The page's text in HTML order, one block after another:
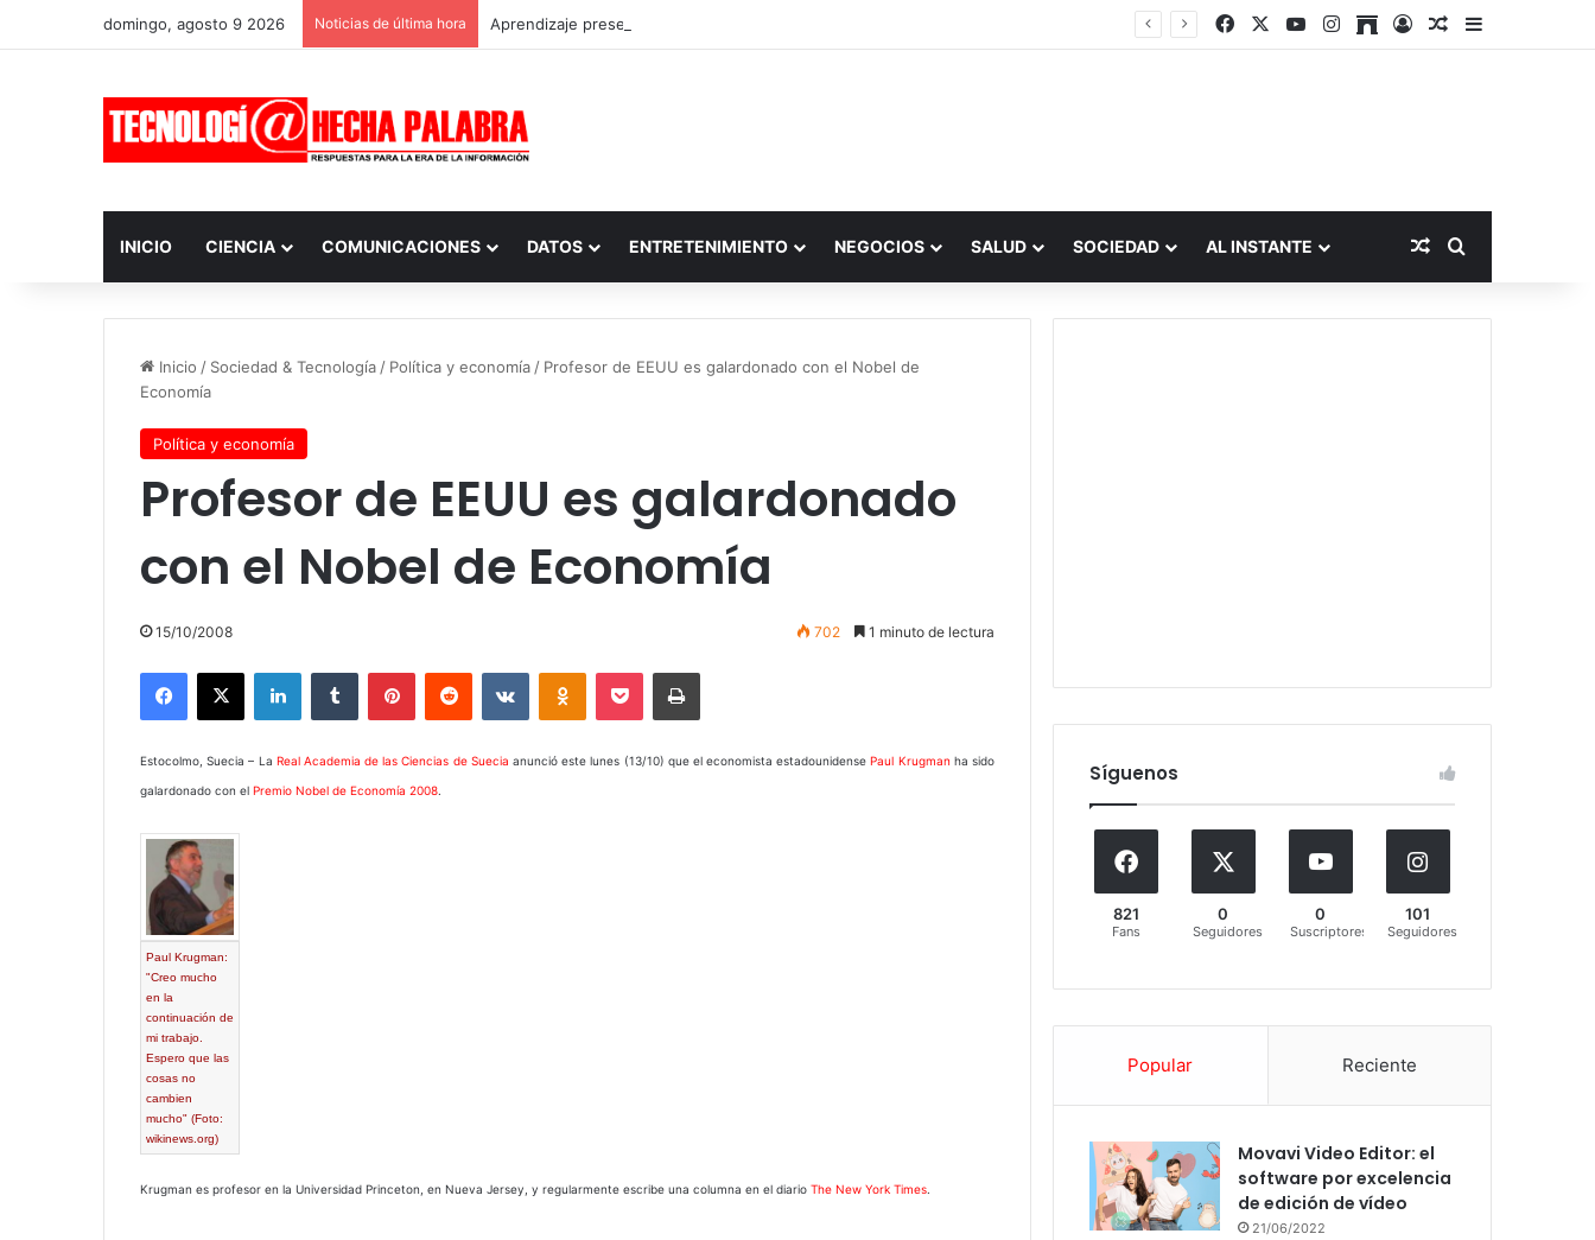
domingo, agosto 9 2026 Noticias de última hora Aprendizaje presencial vs. por internet FacebookYouTubeInstagram
ArchiveAccesoPublicación al
Barra lateral
INICIO CIENCIA COMUNICACIONES DATOS ENTRETENIMIENTO NEGOCIOS SALUD SOCIEDAD AL INSTANTE Publicación al
Buscar por
Inicio / Sociedad & Tecnología / Política y economía / Profesor de EEUU es galardonado con el Nobel de
Economía
Política y economía
Profesor de EEUU es galardonado
con el Nobel de Economía
15/10/2008 702 1 minuto de lectura
Facebook
X LinkedInTumblr PinterestReddit VKontakteOdnoklassniki
Pocket Imprimir
Estocolmo, Suecia – La Real Academia de las Ciencias de Suecia anunció este lunes (13/10) que el economista estadounidensePaul Krugman ha sido
galardonado con el Premio Nobel de Economía 2008
Paul Krugman:
"Creo mucho
en la
continuación de
mi trabajo.
Espero que las
cosas no
cambien
mucho" (Foto:
wikinews.org)
Krugman es profesor en la Universidad Princeton, en Nueva Jersey, y regularmente escribe una columna en el diario The New York Times
Síguenos
821
Fans
0
Seguidores
0
Suscriptores
101
Seguidores
Popular Reciente
Movavi Video Editor: el
software por excelencia
de edición de vídeo
21/06/2022